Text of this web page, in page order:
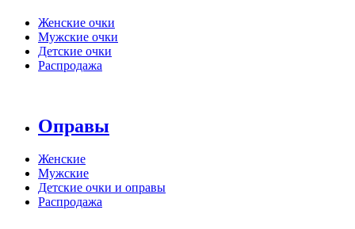
Женские очки
Мужские очки
Детские очки
Распродажа
Оправы
Женские
Мужские
Детские очки и оправы
Распродажа